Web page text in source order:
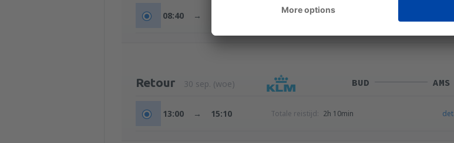
08:40 → Totale reistijd: 2h
Retour 30 sep. (woe) BUD AMS
13:00 → 15:10 Totale reistijd: 2h 10min